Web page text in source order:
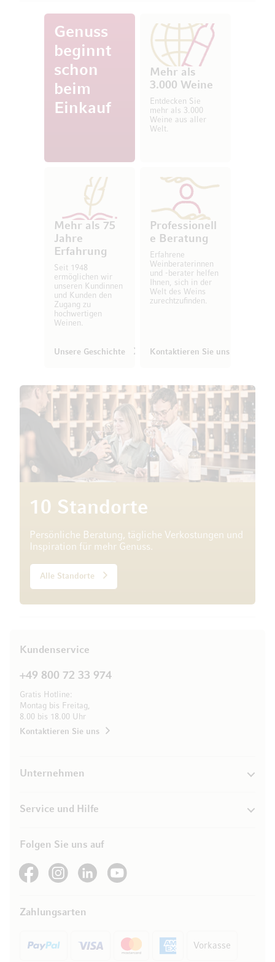
Genuss
beginnt
schon
beim
Einkauf
Mehr als
3.000 Weine
Entdecken Sie
mehr als 3.000
Weine aus aller
Welt.
Mehr als 75
Jahre
Erfahrung
Seit 1948
ermöglichen wir
unseren Kundinnen
und Kunden den
Zugang zu
hochwertigen
Weinen.
Unsere Geschichte
Professionell
e Beratung
Erfahrene
Weinberaterinnen
und -berater helfen
Ihnen, sich in der
Welt des Weins
zurechtzufinden.
Kontaktieren Sie uns
10 Standorte
Persönliche Beratung, tägliche Verkostungen und
Inspiration für mehr Genuss.
Alle Standorte
Kundenservice
+49 800 72 33 974
Gratis Hotline:
Montag bis Freitag,
8.00 bis 18.00 Uhr
Kontaktieren Sie uns
Unternehmen
Service und Hilfe
Folgen Sie uns auf
See our FacebookSee our Instagram account
See our LinkedInSee our YouTube channel
Zahlungsarten
Vorkasse